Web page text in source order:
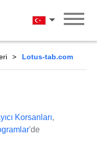
Türkçe
Lotus-tab.com
Korsanları,
'de